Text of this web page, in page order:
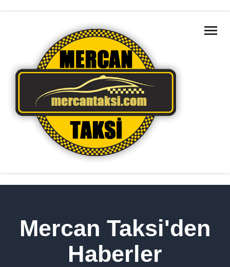
ANA SAYFA
MARMARA BÖLGELERI
HAKKIMIZDA
HIZMETLERIMIZ
TAKSILERIMIZ
İLETIŞIM
HIZMET BÖLGELERIMIZ
Mercan Taksi'den
Haberler